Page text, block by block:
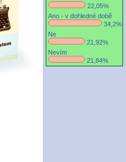
22,05%
Ano - v dohledné době
34,2%
Ne
21,92%
Nevím
21,84%